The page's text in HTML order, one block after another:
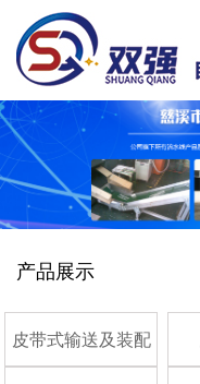
产品展示
皮带式输送及装配